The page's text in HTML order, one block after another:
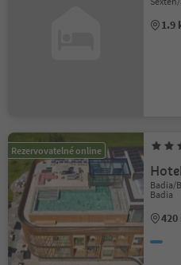
1.9
Rezervovatelné online
Badia/
Badia
420